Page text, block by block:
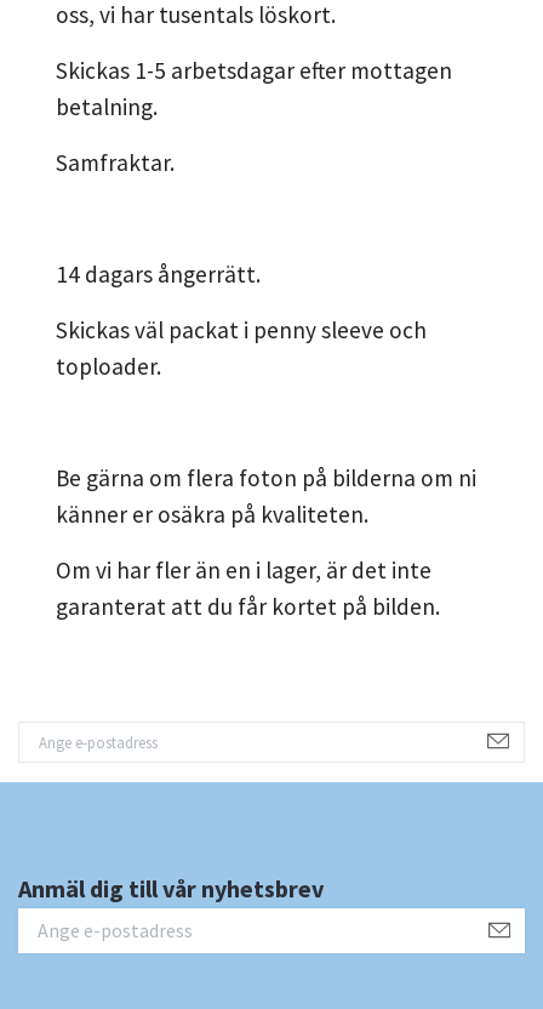
oss, vi har tusentals löskort.
Skickas 1-5 arbetsdagar efter mottagen
betalning.
Samfraktar.
14 dagars ångerrätt.
Skickas väl packat i penny sleeve och
toploader.
Be gärna om flera foton på bilderna om ni
känner er osäkra på kvaliteten.
Om vi har fler än en i lager, är det inte
garanterat att du får kortet på bilden.
Anmäl dig till vår nyhetsbrev